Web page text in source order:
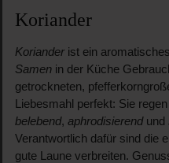
Koriander
Korianderist ein
Samenin der Küche
getrockneten,
Liebesmahl perfekt: Sie
belebend, aphrodisierendund
Verantwortlich dafür sind die
gute Laune verbreiten.